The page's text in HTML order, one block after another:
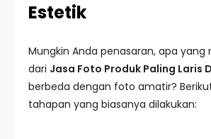
Estetik
Mungkin Anda penasaran, apa
dari Jasa Foto Produk Paling Laris
berbeda dengan foto amatir?
tahapan yang biasanya dilakukan: